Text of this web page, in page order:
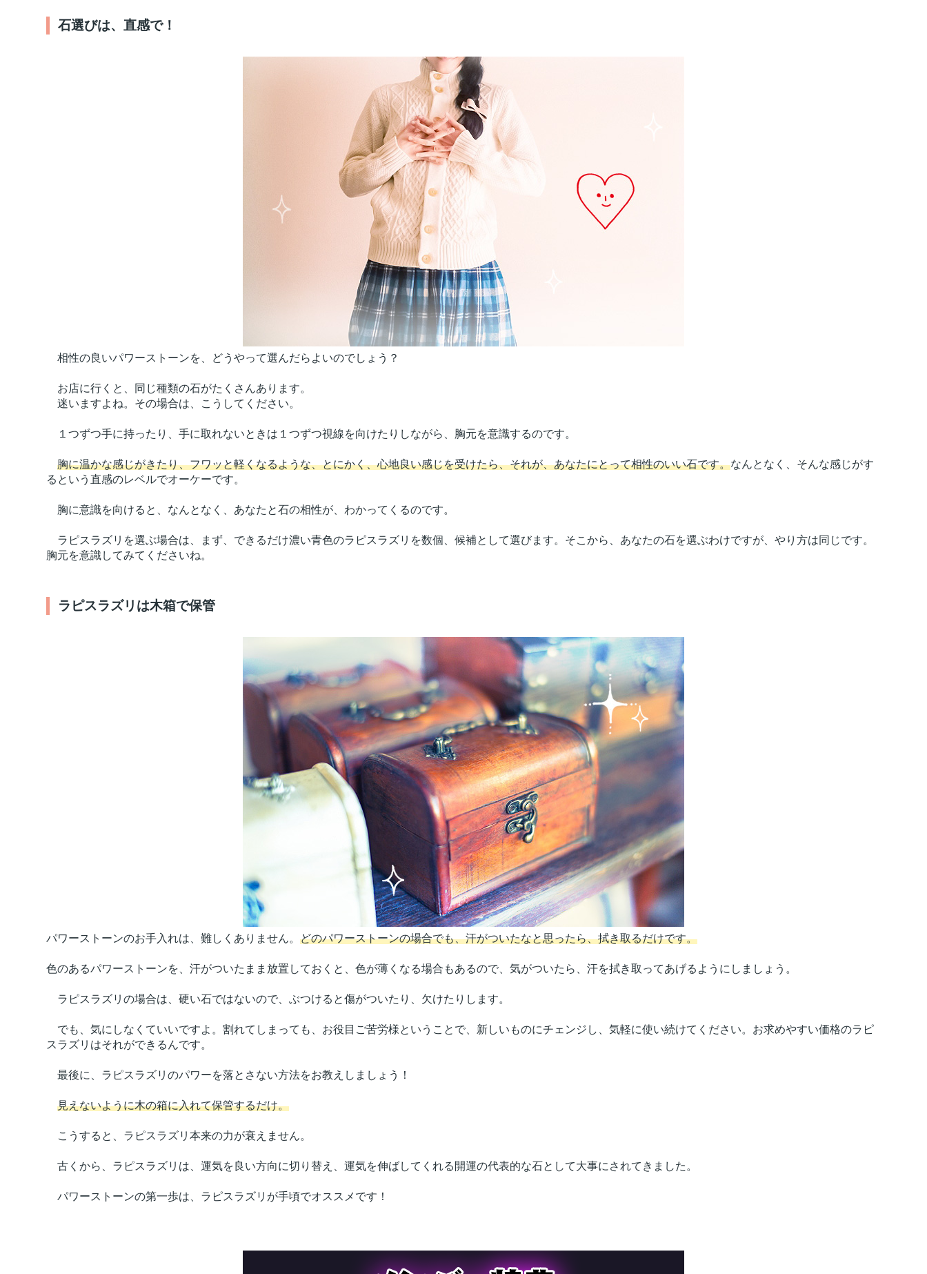
石選びは、直感で！
相性の良いパワーストーンを、どうやって選んだらよいのでしょう？
お店に行くと、同じ種類の石がたくさんあります。
迷いますよね。その場合は、こうしてください。
１つずつ手に持ったり、手に取れないときは１つずつ視線を向けたりしながら、胸元を意識するのです。
胸に温かな感じがきたり、フワッと軽くなるような、とにかく、心地良い感じを受けたら、それが、あなたにとって相性のいい石です。なんとなく、そんな感じがす
るという直感のレベルでオーケーです。
胸に意識を向けると、なんとなく、あなたと石の相性が、わかってくるのです。
ラピスラズリを選ぶ場合は、まず、できるだけ濃い青色のラピスラズリを数個、候補として選びます。そこから、あなたの石を選ぶわけですが、やり方は同じです。
胸元を意識してみてくださいね。
ラピスラズリは木箱で保管
パワーストーンのお手入れは、難しくありません。どのパワーストーンの場合でも、汗がついたなと思ったら、拭き取るだけです。
色のあるパワーストーンを、汗がついたまま放置しておくと、色が薄くなる場合もあるので、気がついたら、汗を拭き取ってあげるようにしましょう。
ラピスラズリの場合は、硬い石ではないので、ぶつけると傷がついたり、欠けたりします。
でも、気にしなくていいですよ。割れてしまっても、お役目ご苦労様ということで、新しいものにチェンジし、気軽に使い続けてください。お求めやすい価格のラピ
スラズリはそれができるんです。
最後に、ラピスラズリのパワーを落とさない方法をお教えしましょう！
見えないように木の箱に入れて保管するだけ。
こうすると、ラピスラズリ本来の力が衰えません。
古くから、ラピスラズリは、運気を良い方向に切り替え、運気を伸ばしてくれる開運の代表的な石として大事にされてきました。
パワーストーンの第一歩は、ラピスラズリが手頃でオススメです！